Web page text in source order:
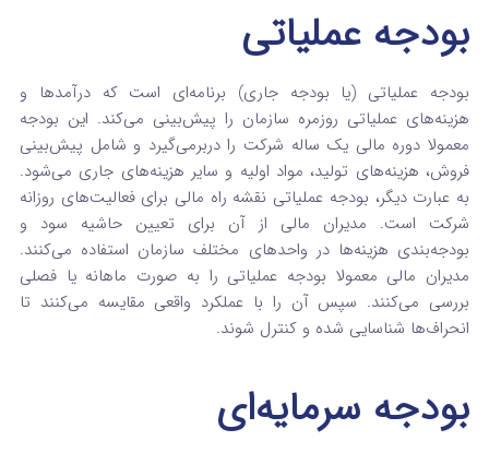
بودجه عملیاتی
بودجه عملیاتی (یا بودجه جاری) برنامه‌ای است که درآمدها و
هزینه‌های عملیاتی روزمره سازمان را پیش‌بینی می‌کند. این بودجه
معمولا دوره مالی یک ساله شرکت را دربرمی‌گیرد و شامل پیش‌بینی
فروش، هزینه‌های تولید، مواد اولیه و سایر هزینه‌های جاری می‌شود.
به عبارت دیگر، بودجه عملیاتی نقشه راه مالی برای فعالیت‌های روزانه
شرکت است. مدیران مالی از آن برای تعیین حاشیه سود و
بودجه‌بندی هزینه‌ها در واحدهای مختلف سازمان استفاده می‌کنند.
مدیران مالی معمولا بودجه عملیاتی را به صورت ماهانه یا فصلی
بررسی می‌کنند. سپس آن را با عملکرد واقعی مقایسه می‌کنند تا
انحراف‌ها شناسایی شده و کنترل شوند.
بودجه سرمایه‌ای